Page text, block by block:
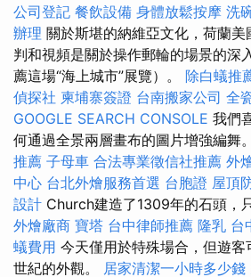
公司登記 餐飲設備 身體放鬆按摩 洗
辦理 關於斯堪的納維亞文化，荷蘭美
判和視頻是關於操作郵輪的場景的深
薦這場“海上城市”展覽）。 除白蟻推
偵探社 柬埔寨簽證 台南搬家公司 全
GOOGLE SEARCH CONSOLE 我們
何通過全景兩層畫布的圖片增強編舞
推薦 子母車 合法專業徵信社推薦 外
中心 台北外燴服務首選 台胞證 屋頂
設計 Church建造了1309年的石頭，
外燴廠商 寶塔 台中律師推薦 隆乳 台
蟻費用 今天僅用於特殊場合，但遊客
世紀的外觀。 居家清潔一小時多少錢